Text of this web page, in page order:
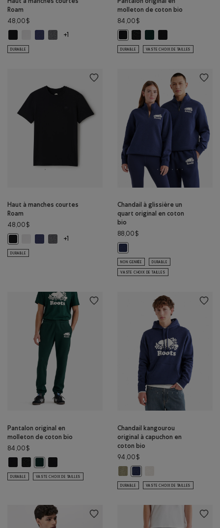
Roam
48,00$
Haut à manches courtes Roam: NOIR Couleur
Haut à manches courtes Roam: BLANC Couleur
Haut à manches courtes Roam: BLEU CRÉPUSCULE Couleur
Haut à manches courtes Roam: GRIS CHINÉ FONCÉ
+1
DURABLE
molleton de coton bio
84,00$
DURABLE VASTE CHOIX DE TAILLES
Haut à manches courtes
Roam
48,00$
Haut à manches courtes Roam: NOIR Couleur
Haut à manches courtes Roam: BLANC Couleur
Haut à manches courtes Roam: BLEU CRÉPUSCULE Couleur
Haut à manches courtes Roam: GRIS CHINÉ FONCÉ
+1
DURABLE
Chandail à glissière un
quart original en coton
bio
88,00$
NON GENRÉE DURABLE
VASTE CHOIX DE TAILLES
Pantalon original en
molleton de coton bio
84,00$
Pantalon original en molleton de coton bio: NOIR Couleur
Pantalon original en molleton de coton bio: POIVRE NOIR Couleur
Pantalon original en molleton de coton bio: VARSITY VERT
Pantalon original en molleton de coton bio: NOIR/NOIR
DURABLE VASTE CHOIX DE TAILLES
Chandail kangourou
original à capuchon en
coton bio
94,00$
DURABLE VASTE CHOIX DE TAILLES